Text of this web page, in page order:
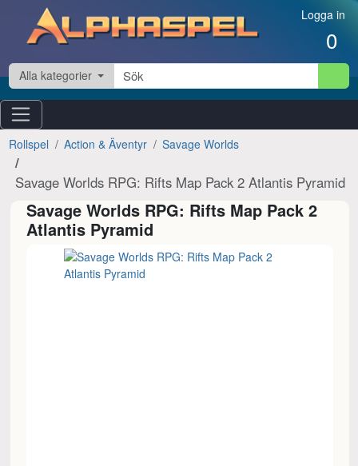
Hoppa till innehåll Logga in
0
Alla kategorier
Rollspel Action & Äventyr Savage Worlds
Savage Worlds RPG: Rifts Map Pack 2 Atlantis Pyramid
Savage Worlds RPG: Rifts Map Pack 2
Atlantis Pyramid